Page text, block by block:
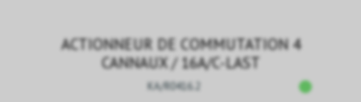
ACTIONNEUR DE COMMUTATION 4
CANNAUX / 16A/C-LAST
KA/R0416.2